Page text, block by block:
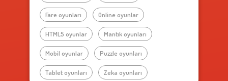
Fare oyunları Online oyunlar
HTML5 oyunlar Mantık oyunları
Mobil oyunlar Puzzle oyunları
Tablet oyunları Zeka oyunları